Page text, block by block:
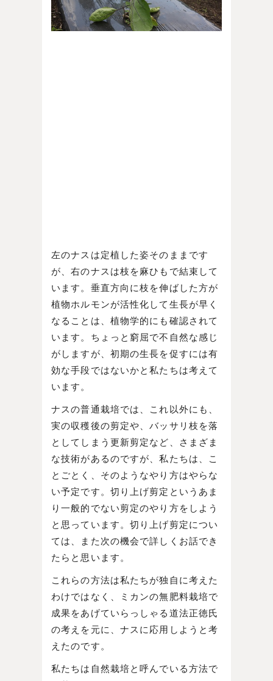
左のナスは定植した姿そのままです
が、右のナスは枝を麻ひもで結束して
います。垂直方向に枝を伸ばした方が
植物ホルモンが活性化して生長が早く
なることは、植物学的にも確認されて
います。ちょっと窮屈で不自然な感じ
がしますが、初期の生長を促すには有
効な手段ではないかと私たちは考えて
います。
ナスの普通栽培では、これ以外にも、
実の収穫後の剪定や、バッサリ枝を落
としてしまう更新剪定など、さまざま
な技術があるのですが、私たちは、こ
とごとく、そのようなやり方はやらな
い予定です。切り上げ剪定というあま
り一般的でない剪定のやり方をしよう
と思っています。切り上げ剪定につい
ては、また次の機会で詳しくお話でき
たらと思います。
これらの方法は私たちが独自に考えた
わけではなく、ミカンの無肥料栽培で
成果をあげていらっしゃる道法正徳氏
の考えを元に、ナスに応用しようと考
えたのです。
私たちは自然栽培と呼んでいる方法で